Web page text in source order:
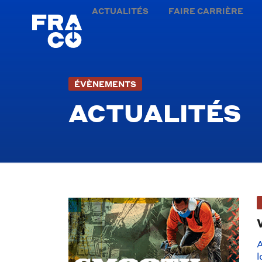
ACTUALITÉS FAIRE CARRIÈRE
ÉVÈNEMENTS
ACTUALITÉS